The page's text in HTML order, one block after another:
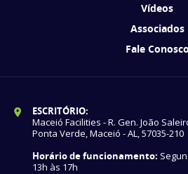
Vídeos
Associados
Fale Conosco
ESCRITÓRIO:
Maceió Facilities - R. Gen. João
Ponta Verde, Maceió - AL, 57035-210
Horário de funcionamento:
13h às 17h